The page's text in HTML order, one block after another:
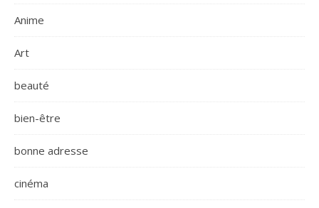
Anime
Art
beauté
bien-être
bonne adresse
cinéma